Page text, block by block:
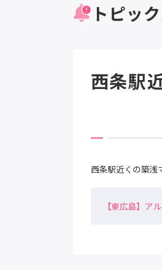
トピッ
西条駅
西条駅近くの築浅
【東広島】ア